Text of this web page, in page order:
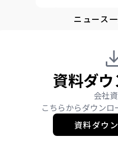
ニュース
資料ダ
会社
こちらからダウンロ
資料ダウ